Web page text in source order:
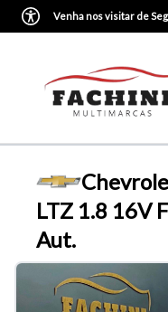
Venha nos visitar de
LTZ 1.8 16V
Aut.